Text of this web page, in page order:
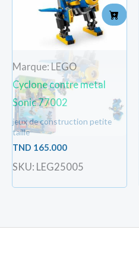
Marque: LEGO
Cyclone contre metal
Sonic 77002
jeux de construction petite
taille
TND 165.000
SKU: LEG25005